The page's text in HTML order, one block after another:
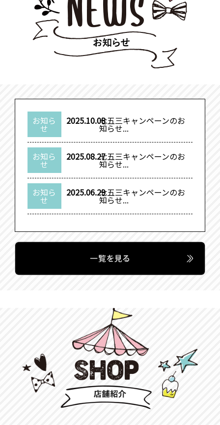
お知ら
せ
2025.10.08七五三キャンペーンのお
知らせ...
お知ら
せ
2025.08.27七五三キャンペーンのお
知らせ...
お知ら
せ
2025.06.29七五三キャンペーンのお
知らせ...